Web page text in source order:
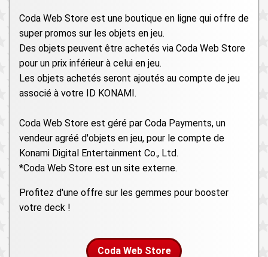
Coda Web Store est une boutique en ligne qui offre de
super promos sur les objets en jeu.
Des objets peuvent être achetés via Coda Web Store
pour un prix inférieur à celui en jeu.
Les objets achetés seront ajoutés au compte de jeu
associé à votre ID KONAMI.
Coda Web Store est géré par Coda Payments, un
vendeur agréé d'objets en jeu, pour le compte de
Konami Digital Entertainment Co., Ltd.
*Coda Web Store est un site externe.
Profitez d'une offre sur les gemmes pour booster
votre deck !
Coda Web Store